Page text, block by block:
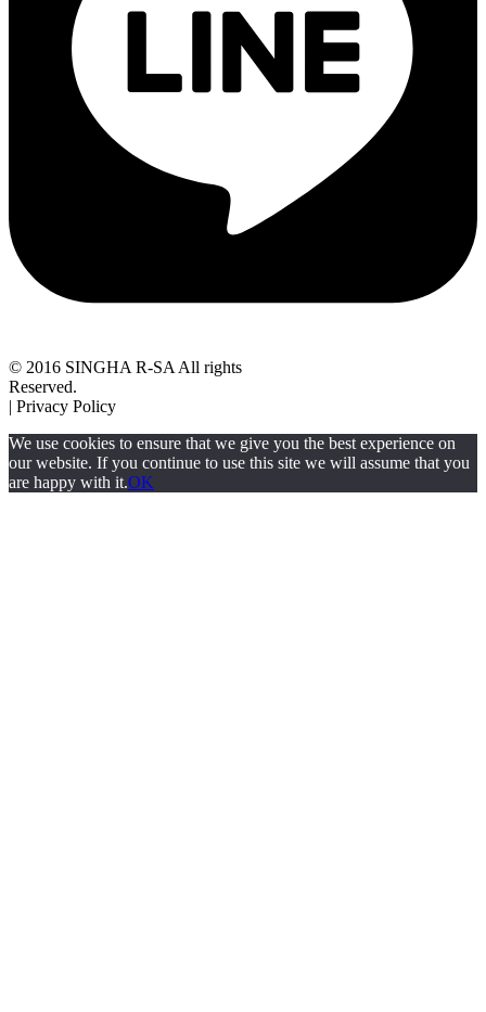
© 2016 SINGHA R-SA All rights
Reserved.
| Privacy Policy
We use cookies to ensure that we give you the best experience on
our website. If you continue to use this site we will assume that you
are happy with it.OK